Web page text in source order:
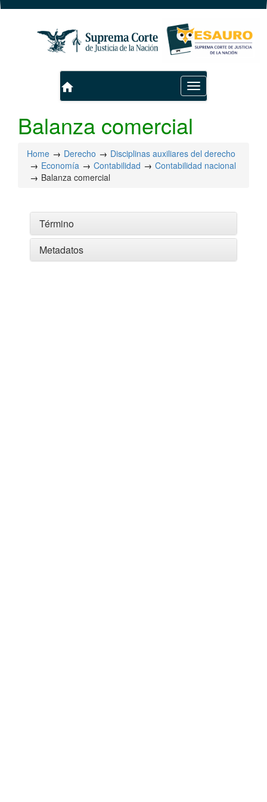
Toggle
navigation
home
Balanza comercial
Home Derecho
Disciplinas auxiliares del derecho
Economía
Contabilidad
Contabilidad nacional
Balanza comercial
Término
Metadatos